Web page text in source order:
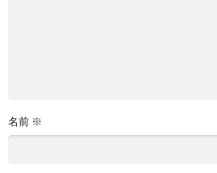
名前 ※